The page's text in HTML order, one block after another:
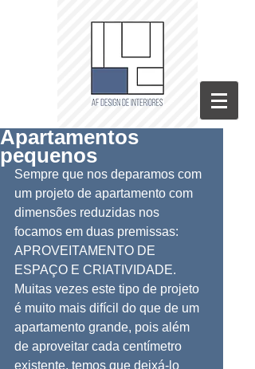
Apartamentos
pequenos
Sempre que nos deparamos com
um projeto de apartamento com
dimensões reduzidas nos
focamos em duas premissas:
APROVEITAMENTO DE
ESPAÇO E CRIATIVIDADE.
Muitas vezes este tipo de projeto
é muito mais difícil do que de um
apartamento grande, pois além
de aproveitar cada centímetro
existente, temos que deixá-lo